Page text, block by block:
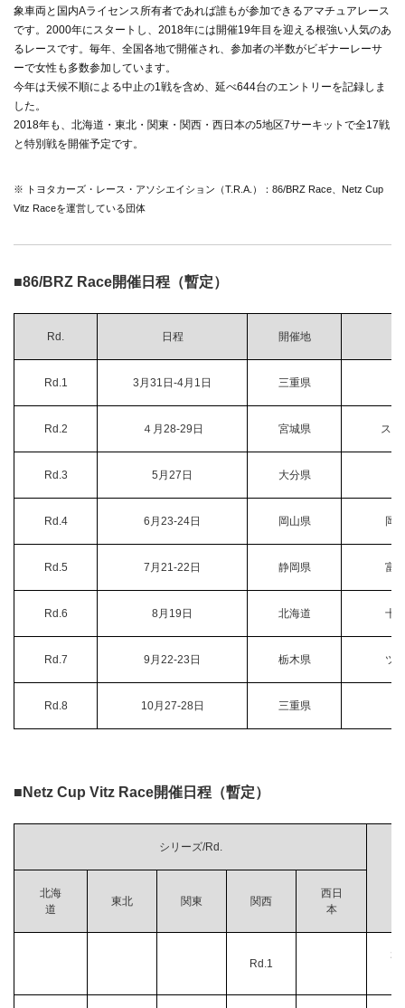
象車両と国内Aライセンス所有者であれば誰もが参加できるアマチュアレース
です。2000年にスタートし、2018年には開催19年目を迎える根強い人気のあ
るレースです。毎年、全国各地で開催され、参加者の半数がビギナーレーサ
ーで女性も多数参加しています。
今年は天候不順による中止の1戦を含め、延べ644台のエントリーを記録しま
した。
2018年も、北海道・東北・関東・関西・西日本の5地区7サーキットで全17戦
と特別戦を開催予定です。
※ トヨタカーズ・レース・アソシエイション（T.R.A.）：86/BRZ Race、Netz Cup
Vitz Raceを運営している団体
■86/BRZ Race開催日程（暫定）
Rd. 日程 開催地
Rd.1 3月31日-4月1日 三重県
Rd.2 ４月28-29日 宮城県 ス
Rd.3 5月27日 大分県
Rd.4 6月23-24日 岡山県 岡
Rd.5 7月21-22日 静岡県 富
Rd.6 8月19日 北海道 十
Rd.7 9月22-23日 栃木県 ツ
Rd.8 10月27-28日 三重県
■Netz Cup Vitz Race開催日程（暫定）
シリーズ/Rd.
北海
道
東北 関東 関西
西日
本
Rd.1
3